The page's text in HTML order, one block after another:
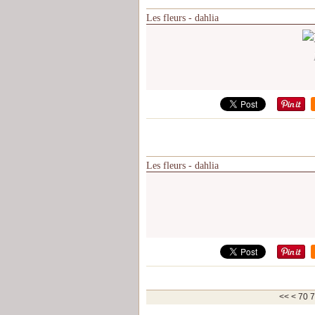
Les fleurs - dahlia
Les fleurs - dahlia
<< < 10
20
30
40
50
60
70